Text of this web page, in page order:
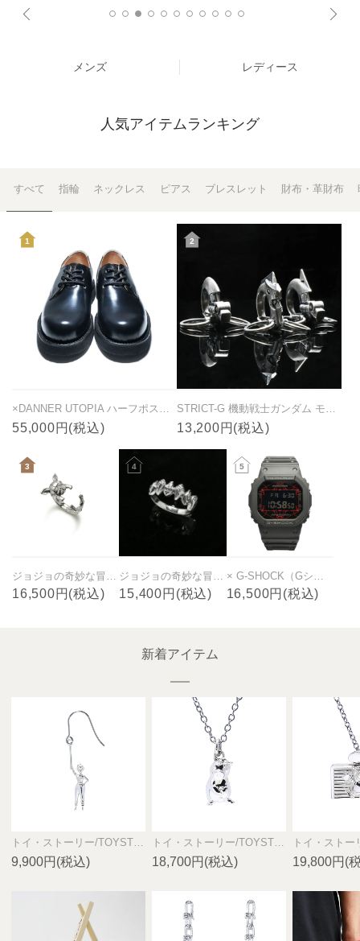
メンズ レディース
人気アイテムランキング
すべて 指輪 ネックレス ピアス ブレスレット 財布・革財布
1
×DANNER UTOPIA ハーフポストマンシューズ
55,000円(税込)
2
STRICT-G 機動戦士ガンダム モビルスーツ フェイス キーホルダー・キーチェーン ザクⅡ
13,200円(税込)
3
ジョジョの奇妙な冒険 スターダストクルセイダース イギーリング
16,500円(税込)
4
ジョジョの奇妙な冒険 黄金の風 S・P リング / 指輪
15,400円(税込)
5
× G-SHOCK（Gショック）コラボレーション ウォッチ / 腕時計
16,500円(税込)
新着アイテム
9,900円(税込) 18,700円(税込) 19,800円(